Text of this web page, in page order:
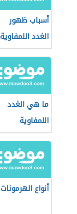
أسباب ظهور
الغدد اللمفاوية
في الرقبة
ما هي الغدد
اللمفاوية
أنواع الهرمونات